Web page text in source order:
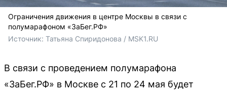
Ограничения движения в центре Москвы в связи с
полумарафоном «ЗаБег.РФ»
Источник: Татьяна Спиридонова / MSK1.RU
В связи с проведением полумарафона
«ЗаБег.РФ» в Москве с 21 по 24 мая будет